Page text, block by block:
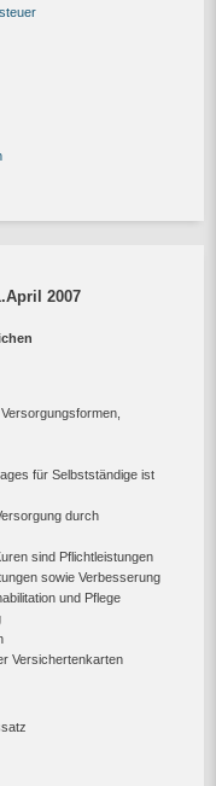
2007
für Selbstständige ist
durch
sind Pflichtleistungen
sowie Verbesserung
und Pflege
Versichertenkarten